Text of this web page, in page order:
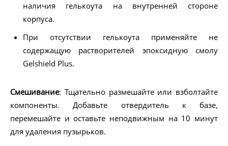
наличия гелькоута на внутренней стороне
корпуса.
При отсутствии гелькоута применяйте не
содержащую растворителей эпоксидную смолу
Gelshield Plus.
Смешивание: Тщательно размешайте или взболтайте
компоненты. Добавьте отвердитель к базе,
перемешайте и оставьте неподвижным на 10 минут
для удаления пузырьков.